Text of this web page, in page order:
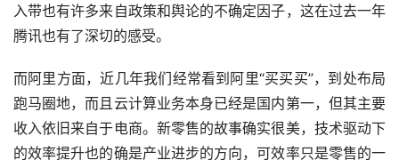
入带也有许多来自政策和舆论的不确定因子，这在过去一年
腾讯也有了深切的感受。
而阿里方面，近几年我们经常看到阿里“买买买”，到处布局
跑马圈地，而且云计算业务本身已经是国内第一，但其主要
收入依旧来自于电商。新零售的故事确实很美，技术驱动下
的效率提升也的确是产业进步的方向，可效率只是零售的一